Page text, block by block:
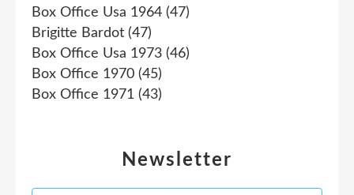
Newsletter
Box Office Usa 1964 (47)
Brigitte Bardot (47)
Box Office Usa 1973 (46)
Box Office 1970 (45)
Box Office 1971 (43)